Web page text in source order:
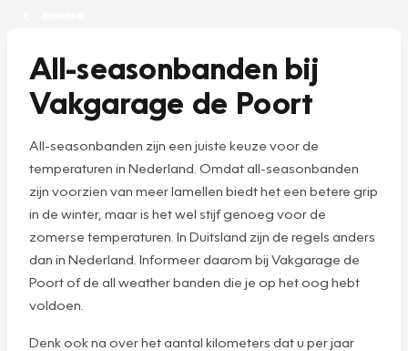
All-seasonbanden bij
Vakgarage de Poort
All-seasonbanden zijn een juiste keuze voor de
temperaturen in Nederland. Omdat all-seasonbanden
zijn voorzien van meer lamellen biedt het een betere grip
in de winter, maar is het wel stijf genoeg voor de
zomerse temperaturen. In Duitsland zijn de regels anders
dan in Nederland. Informeer daarom bij Vakgarage de
Poort of de all weather banden die je op het oog hebt
voldoen.
Denk ook na over het aantal kilometers dat u per jaar